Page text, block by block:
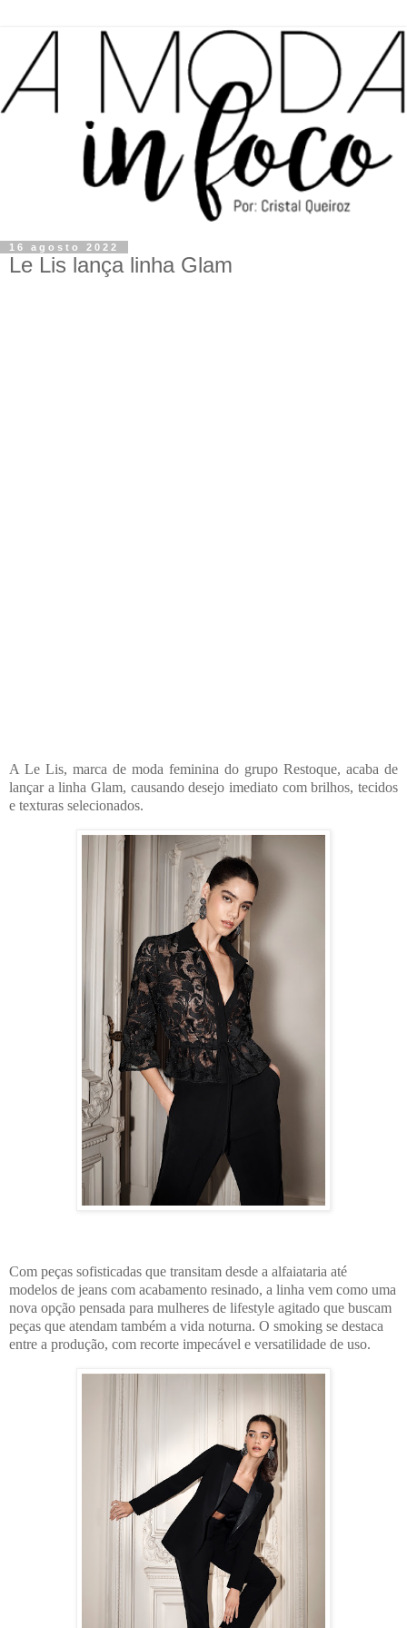
16 agosto 2022
Le Lis lança linha Glam
A Le Lis, marca de moda feminina do grupo Restoque, acaba de
lançar a linha Glam, causando desejo imediato com brilhos, tecidos
e texturas selecionados.
Com peças sofisticadas que transitam desde a alfaiataria até
modelos de jeans com acabamento resinado, a linha vem como uma
nova opção pensada para mulheres de lifestyle agitado que buscam
peças que atendam também a vida noturna. O smoking se destaca
entre a produção, com recorte impecável e versatilidade de uso.